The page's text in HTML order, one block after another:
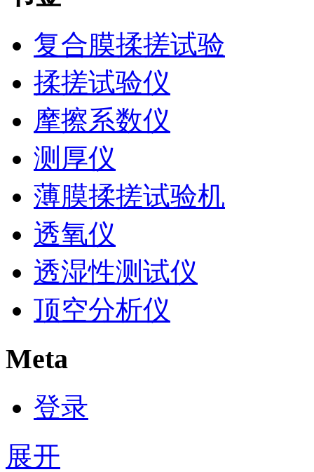
复合膜揉搓试验
揉搓试验仪
摩擦系数仪
测厚仪
薄膜揉搓试验机
透氧仪
透湿性测试仪
顶空分析仪
Meta
登录
展开